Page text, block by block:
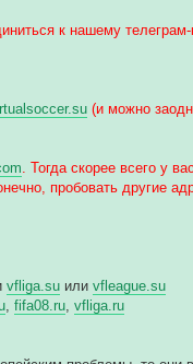
к нашему телеграм-
(и можно
. Тогда скорее всего у
пробовать другие
vfliga.su илиvfleague.su
,fifa08.ru ,vfliga.ru